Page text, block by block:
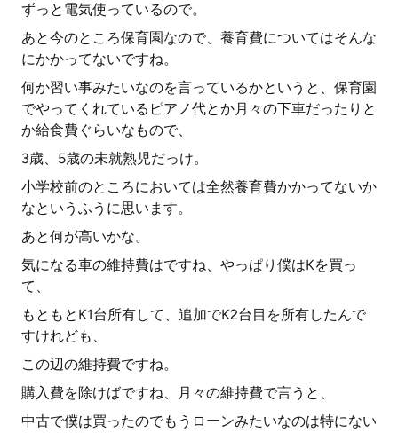
ずっと電気使っているので。
あと今のところ保育園なので、養育費についてはそんな
にかかってないですね。
何か習い事みたいなのを言っているかというと、保育園
でやってくれているピアノ代とか月々の下車だったりと
か給食費ぐらいなもので、
3歳、5歳の未就熟児だっけ。
小学校前のところにおいては全然養育費かかってないか
なというふうに思います。
あと何が高いかな。
気になる車の維持費はですね、やっぱり僕はKを買っ
て、
もともとK1台所有して、追加でK2台目を所有したんで
すけれども、
この辺の維持費ですね。
購入費を除けばですね、月々の維持費で言うと、
中古で僕は買ったのでもうローンみたいなのは特にない